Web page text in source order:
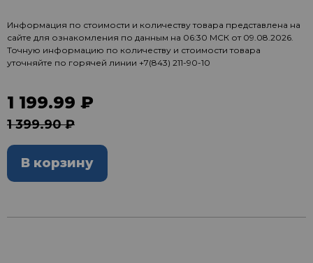
Информация по стоимости и количеству товара представлена на
сайте для ознакомления по данным на 06:30 МСК от 09.08.2026.
Точную информацию по количеству и стоимости товара
уточняйте по горячей линии +7(843) 211-90-10
1 199.99 ₽
1 399.90 ₽
В корзину